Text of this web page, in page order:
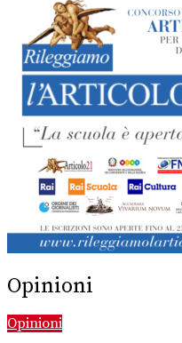
Opinioni
Opinioni